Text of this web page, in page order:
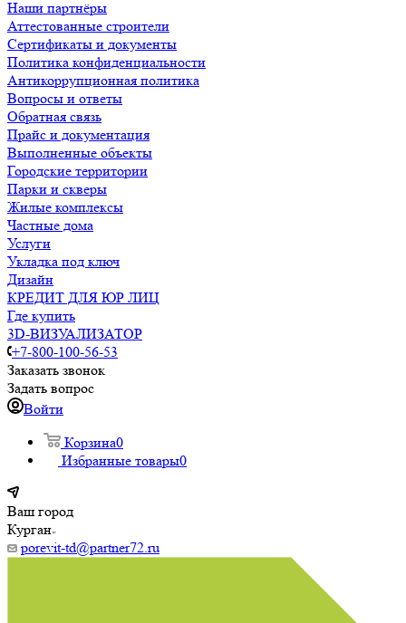
Наши партнёры
Аттестованные строители
Сертификаты и документы
Политика конфиденциальности
Антикоррупционная политика
Вопросы и ответы
Обратная связь
Прайс и документация
Выполненные объекты
Городские территории
Парки и скверы
Жилые комплексы
Частные дома
Услуги
Укладка под ключ
Дизайн
КРЕДИТ ДЛЯ ЮР ЛИЦ
Где купить
3D-ВИЗУАЛИЗАТОР
+7-800-100-56-53
Заказать звонок
Задать вопрос
Войти
Корзина0
Избранные товары0
Ваш город
Курган
porevit-td@partner72.ru